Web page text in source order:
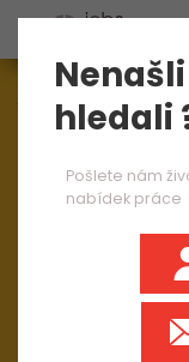
Aktuálně
hledali
Pošlete nám
nabídek práce